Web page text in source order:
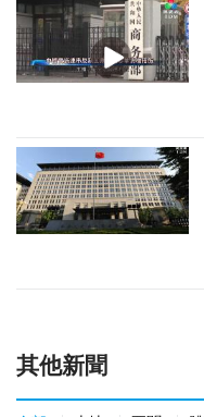
其他新聞